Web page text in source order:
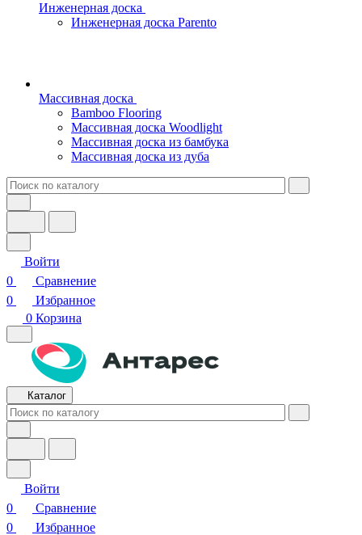
Инженерная доска
Инженерная доска Parento
Массивная доска
Bamboo Flooring
Массивная доска Woodlight
Массивная доска из бамбука
Массивная доска из дуба
Войти
0
Сравнение
0
Избранное
0 Корзина
Каталог
Войти
0
Сравнение
0
Избранное